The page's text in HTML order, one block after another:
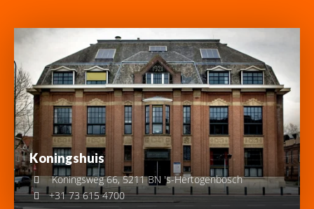
Koningshuis
Koningsweg 66, 5211 BN 's-Hertogenbosch
+31 73 615 4700